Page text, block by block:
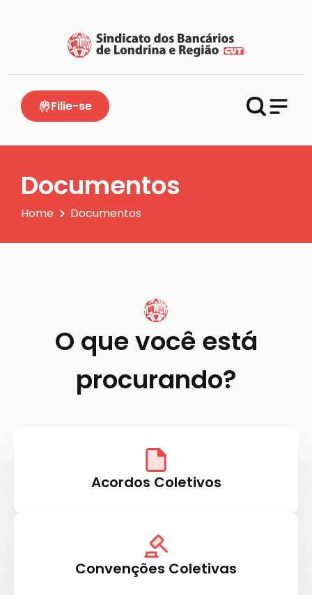
Filie-se
Documentos
Home Documentos
O que você está
procurando?
Acordos Coletivos
Convenções Coletivas